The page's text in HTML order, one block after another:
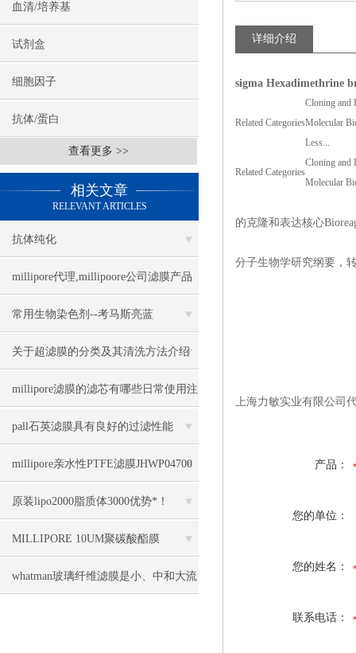
血清/培养基
试剂盒
细胞因子
抗体/蛋白
查看更多 >>
相关文章
RELEVANT ARTICLES
抗体纯化
millipore代理,millipoore公司滤膜产品
目录
常用生物染色剂--考马斯亮蓝
关于超滤膜的分类及其清洗方法介绍
millipore滤膜的滤芯有哪些日常使用注
意事项
pall石英滤膜具有良好的过滤性能
millipore亲水性PTFE滤膜JHWP04700
几大优势
原装lipo2000脂质体3000优势*！
MILLIPORE 10UM聚碳酸酯膜
TCTP04700几大特点
whatman玻璃纤维滤膜是小、中和大流
详细介绍
sigma Hexadimethrine
Related Categories
Cloning and
Molecular
Less...
Related Categories
Cloning and
Molecular
的克隆和表达核心
分子生物学研究纲要，
上海力敏实业有限公司
产品：
您的单位：
您的姓名：
联系电话：